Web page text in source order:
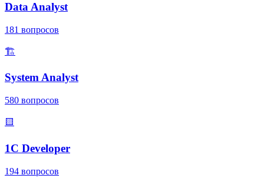
Data Analyst
181 вопросов
🏗️
System Analyst
580 вопросов
🟨
1С Developer
194 вопросов